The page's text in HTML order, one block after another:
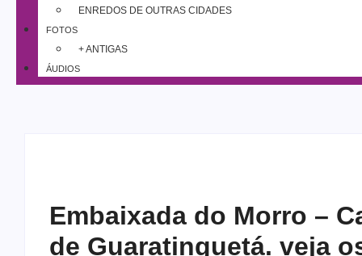
ENREDOS DE OUTRAS CIDADES
FOTOS
+ ANTIGAS
ÁUDIOS
Embaixada do Morro –
de Guaratinguetá. veja